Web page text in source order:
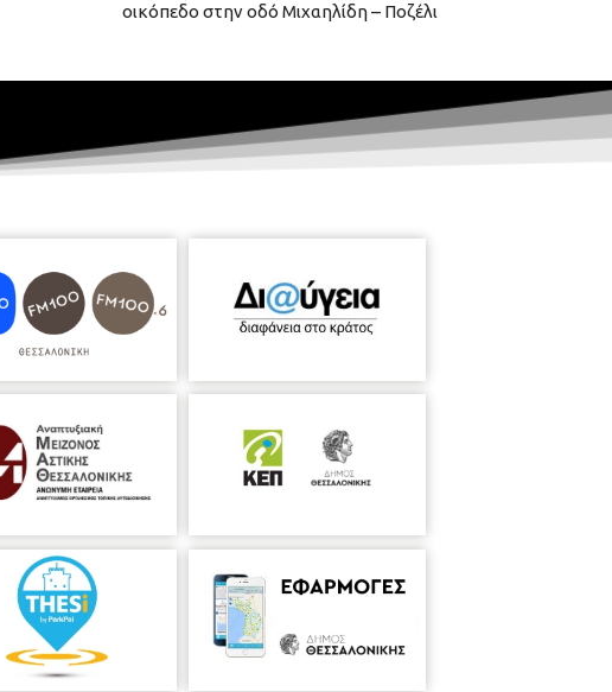
οικόπεδο στην οδό Μιχαηλίδη – Ποζέλι